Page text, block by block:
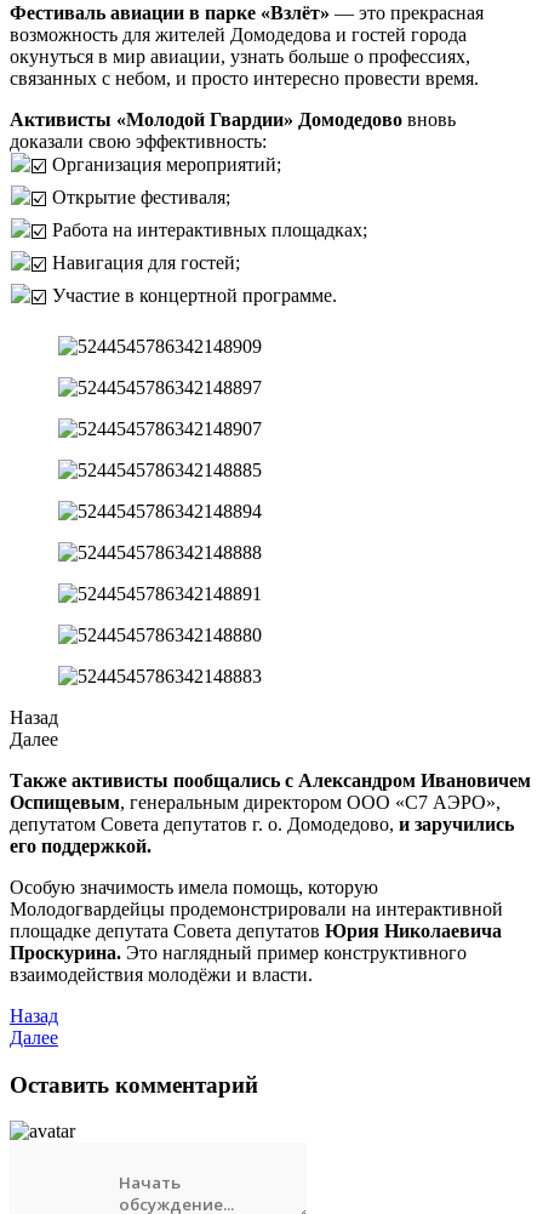
Фестиваль авиации в парке «Взлёт» — это прекрасная
возможность для жителей Домодедова и гостей города
окунуться в мир авиации, узнать больше о профессиях,
связанных с небом, и просто интересно провести время.
Активисты «Молодой Гвардии» Домодедово вновь
доказали свою эффективность:
Организация мероприятий;
Открытие фестиваля;
Работа на интерактивных площадках;
Навигация для гостей;
Участие в концертной программе.
Назад
Далее
Также активисты пообщались с Александром Ивановичем
Оспищевым, генеральным директором ООО «С7 АЭРО»,
депутатом Совета депутатов г. о. Домодедово, и заручились
его поддержкой.
Особую значимость имела помощь, которую
Молодогвардейцы продемонстрировали на интерактивной
площадке депутата Совета депутатов Юрия Николаевича
Проскурина. Это наглядный пример конструктивного
взаимодействия молодёжи и власти.
Назад
Далее
Оставить комментарий